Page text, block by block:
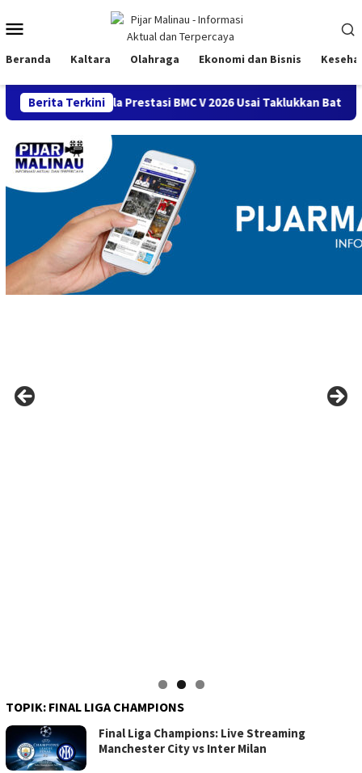
ke
Mobile
Beranda Kaltara Olahraga Ekonomi dan Bisnis
Berita Terkini
Bola Prestasi BMC V 2026 Usai Taklukkan Batu Singai FC 2-1
TOPIK: FINAL LIGA CHAMPIONS
Final Liga Champions: Live Streaming
Manchester City vs Inter Milan